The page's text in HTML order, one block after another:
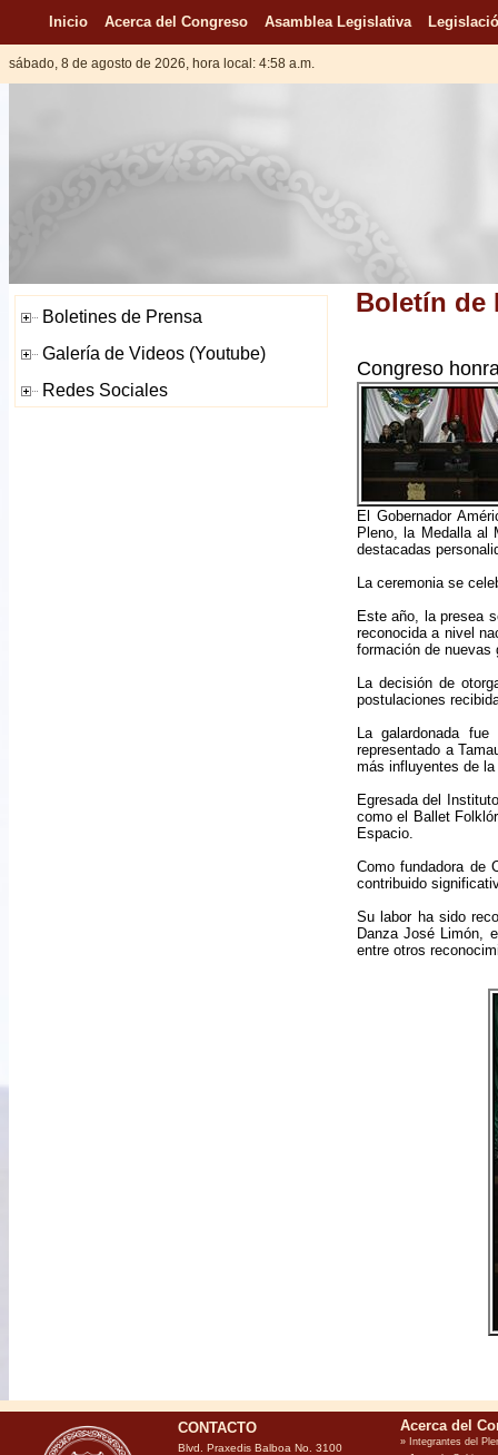
Inicio Acerca del Congreso Asamblea Legislativa
sábado, 8 de agosto de 2026, hora local: 4:58 a.m.
Boletín de
Congreso
El Gobernador
Pleno, la Medalla al
destacadas
La ceremonia se
Este año, la presea
reconocida a nivel
formación de nuevas
La decisión de
postulaciones
La galardonada
representado a
más influyentes de
Egresada del
como el Ballet
Espacio.
Como fundadora de
contribuido
Su labor ha sido
Danza José Limón,
entre otros
CONTACTO
Blvd. Praxedis Balboa No. 3100